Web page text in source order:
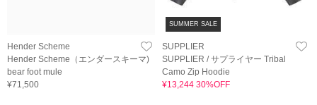
Hender Scheme
Hender Scheme（エンダースキーマ)
bear foot mule
¥71,500
SUMMER SALE
SUPPLIER
SUPPLIER / サプライヤー Tribal
Camo Zip Hoodie
¥13,244 30%OFF